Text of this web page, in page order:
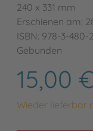
240 x 331 mm
Erschienen am:
ISBN: 978-3-480-
Gebunden
15,00
Wieder lieferbar